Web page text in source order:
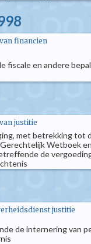
financien
fiscale en andere
justitie
met betrekking tot
Wetboek
de
justitie
de internering van